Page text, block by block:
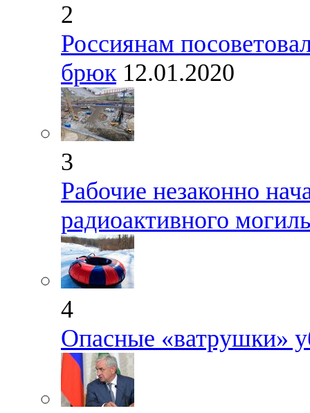
2
Россиянам
брюк 12.01.2020
3
Рабочие незаконно
радиоактивного
4
Опасные «ватрушки»